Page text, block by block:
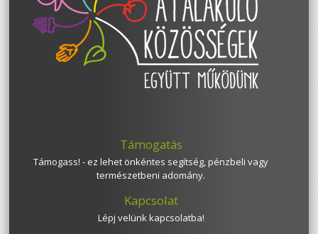
Támogatás
Támogass! - ez lehet önkéntes segítség, pénzbeli vagy
természetbeni adomány.
Kapcsolat
Lépj velünk kapcsolatba!